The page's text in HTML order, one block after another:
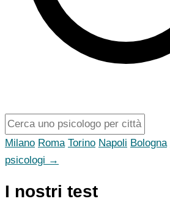
Milano Roma Torino Napoli Bologna
psicologi →
I nostri test